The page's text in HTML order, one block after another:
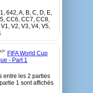
642, A, B, C, D, E,
CC6, CC7, CC8,
V2, V3, V4, V5,
FIFA World Cup
- Part 1
entre les 2 parties
1 sont affichés